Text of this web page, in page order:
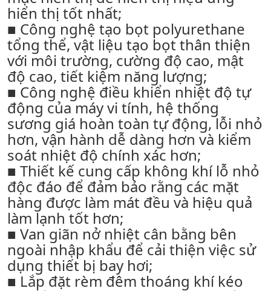
hiển thị tốt nhất;
■ Công nghệ tạo bọt polyurethane
tổng thể, vật liệu tạo bọt thân thiện
với môi trường, cường độ cao, mật
độ cao, tiết kiệm năng lượng;
■ Công nghệ điều khiển nhiệt độ tự
động của máy vi tính, hệ thống
sương giá hoàn toàn tự động, lỗi nhỏ
hơn, vận hành dễ dàng hơn và kiểm
soát nhiệt độ chính xác hơn;
■ Thiết kế cung cấp không khí lỗ nhỏ
độc đáo để đảm bảo rằng các mặt
hàng được làm mát đều và hiệu quả
làm lạnh tốt hơn;
■ Van giãn nở nhiệt cân bằng bên
ngoài nhập khẩu để cải thiện việc sử
dụng thiết bị bay hơi;
■ Lắp đặt rèm đêm thoáng khí kéo